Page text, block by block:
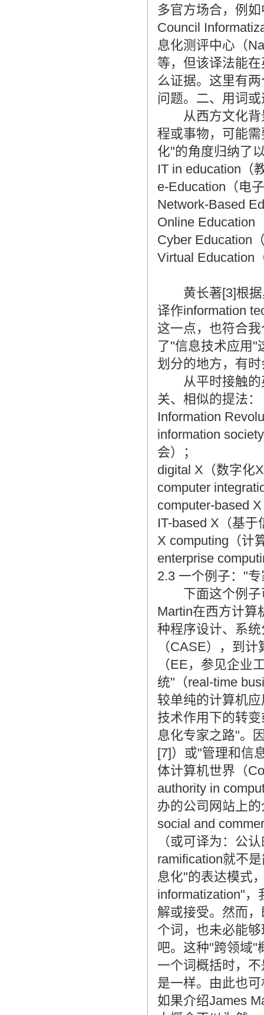
多官方场合，例
Council
息化测评中心（
等，但该译法能
么证据。这里有
问题。二、用词
从西方文化背
程或事物，可能
化"的角度归纳了
IT in education（
e-Education（电
Network-Based
Online Education
Cyber Education
Virtual Education
黄长著[3]根据
译作information
这一点，也符合
了"信息技术应用"
划分的地方，有
从平时接触的
关、相似的提法：
Information
information
会）；
digital X（数字化
computer
computer-based
IT-based X（基
X computing（计
enterprise
2.3 一个例子："
下面这个例子
Martin在西方计算
种程序设计、系
（CASE），到
（EE，参见企业
统"（real-time
较单纯的计算机
技术作用下的转
息化专家之路"。
[7]）或"管理和信
体计算机世界（
authority in
办的公司网站上
social and
（或可译为：公
ramification就不
息化"的表达模式
informatization"，
解或接受。然而
个词，也未必能
吧。这种"跨领域"
一个词概括时，
是一样。由此也
如果介绍James